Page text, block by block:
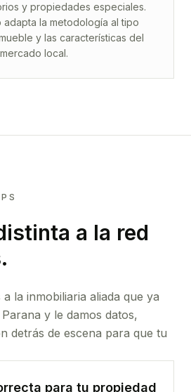
y propiedades especiales.
la metodología al tipo
y las características del
mercado local.
a la red
a la inmobiliaria aliada que ya
y le damos datos,
detrás de escena para que tu
para tu propiedad